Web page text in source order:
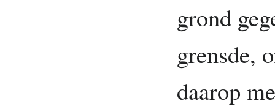
grond
grensde,
daarop